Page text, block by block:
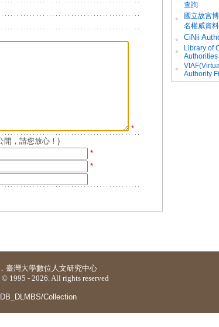
*
開，請您放心！)
*
*
查詢
。
國立故宮
名權威資
。
CiNii
。
Library of
Authorities
。
Authority
． 臺灣大學數位人文研究中心
1995 - 2026. All rights reserved
Collection